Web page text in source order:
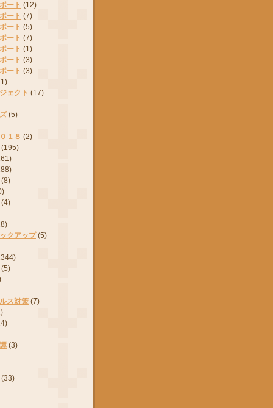
ート (12)
ート (7)
ート (5)
ート (7)
ート (1)
ート (3)
ート (3)
ェクト (17)
(5)
１８ (2)
(195)
(8)
(4)
クアップ (5)
(5)
ス対策 (7)
(3)
(33)